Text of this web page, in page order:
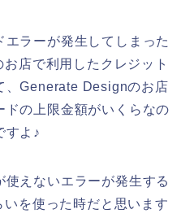
ラーが発生してしまった
店で利用したクレジット
、Generate Designのお店
ドの上限金額がいくらなの
すよ♪
えないエラーが発生する
を使った時だと思います